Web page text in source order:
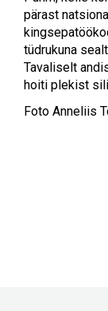
pärast
tüdrukuna
Tavaliselt
hoiti plekist
Foto Anneliis